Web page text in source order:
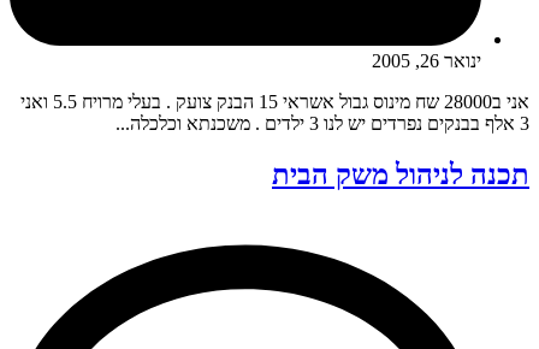
ינואר 26, 2005
אני ב28000 שח מינוס גבול אשראי 15 הבנק צועק . בעלי מרויח 5.5 ואני
3 אלף בבנקים נפרדים יש לנו 3 ילדים . משכנתא וכלכלה...
תכנה לניהול משק הבית